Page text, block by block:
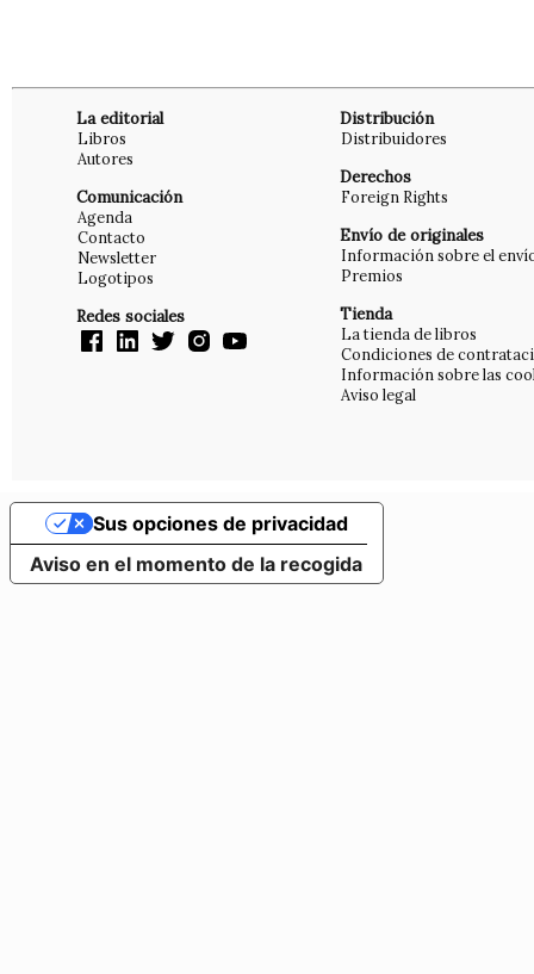
La editorial
Libros
Autores
Comunicación
Agenda
Contacto
Newsletter
Logotipos
Redes sociales
Distribución
Distribuidores
Derechos
Foreign Rights
Envío de originales
Información sobre el
Premios
Tienda
La tienda de libros
Condiciones de
Información sobre las
Aviso legal
Aviso en el momento de la recogida
Sus opciones de privacidad